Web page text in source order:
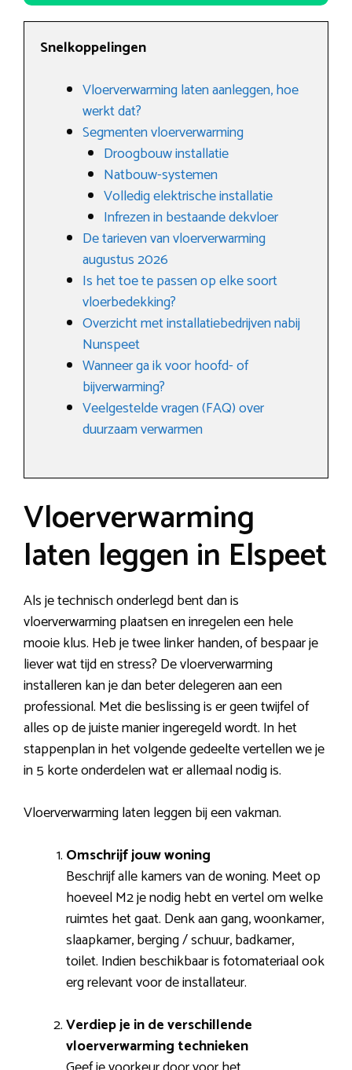
Snelkoppelingen
Vloerverwarming laten aanleggen, hoe
werkt dat?
Segmenten vloerverwarming
Droogbouw installatie
Natbouw-systemen
Volledig elektrische installatie
Infrezen in bestaande dekvloer
De tarieven van vloerverwarming
augustus 2026
Is het toe te passen op elke soort
vloerbedekking?
Overzicht met installatiebedrijven nabij
Nunspeet
Wanneer ga ik voor hoofd- of
bijverwarming?
Veelgestelde vragen (FAQ) over
duurzaam verwarmen
Vloerverwarming
laten leggen in Elspeet
Als je technisch onderlegd bent dan is
vloerverwarming plaatsen en inregelen een hele
mooie klus. Heb je twee linker handen, of bespaar je
liever wat tijd en stress? De vloerverwarming
installeren kan je dan beter delegeren aan een
professional. Met die beslissing is er geen twijfel of
alles op de juiste manier ingeregeld wordt. In het
stappenplan in het volgende gedeelte vertellen we je
in 5 korte onderdelen wat er allemaal nodig is.
Vloerverwarming laten leggen bij een vakman.
Omschrijf jouw woning
Beschrijf alle kamers van de woning. Meet op
hoeveel M2 je nodig hebt en vertel om welke
ruimtes het gaat. Denk aan gang, woonkamer,
slaapkamer, berging / schuur, badkamer,
toilet. Indien beschikbaar is fotomateriaal ook
erg relevant voor de installateur.
Verdiep je in de verschillende
vloerverwarming technieken